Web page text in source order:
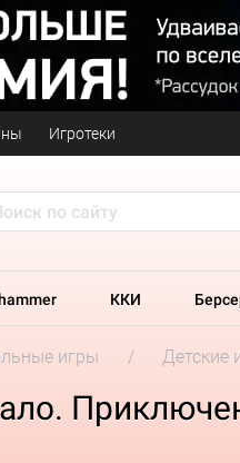
Игротеки
ККИ
игры Детские